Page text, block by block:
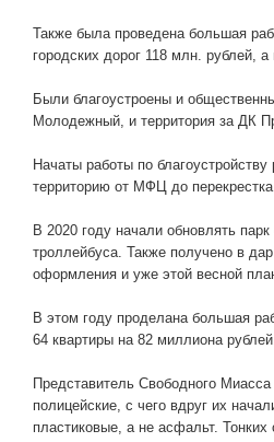
Также была проведена большая
городских дорог 118 млн. рублей,
Были благоустроены и
Молодежный, и территория за ДК
Начаты работы по
территорию от МФЦ до
В 2020 году начали обновлять
троллейбуса. Также получено в
оформления и уже этой весной
В этом году проделана большая
64 квартиры на 82 миллиона
Представитель Свободного
полицейские, с чего вдруг их
пластиковые, а не асфальт.